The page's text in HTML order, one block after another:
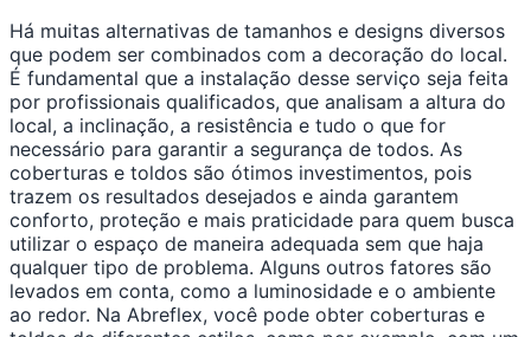
Há muitas alternativas de tamanhos e designs diversos
que podem ser combinados com a decoração do local.
É fundamental que a instalação desse serviço seja feita
por profissionais qualificados, que analisam a altura do
local, a inclinação, a resistência e tudo o que for
necessário para garantir a segurança de todos. As
coberturas e toldos são ótimos investimentos, pois
trazem os resultados desejados e ainda garantem
conforto, proteção e mais praticidade para quem busca
utilizar o espaço de maneira adequada sem que haja
qualquer tipo de problema. Alguns outros fatores são
levados em conta, como a luminosidade e o ambiente
ao redor. Na Abreflex, você pode obter coberturas e